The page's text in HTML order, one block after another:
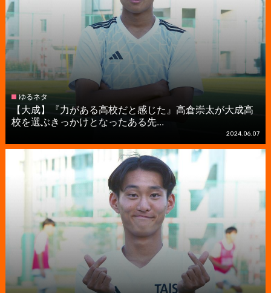
ゆるネタ
【大成】『力がある高校だと感じた』高倉崇太が大成高
校を選ぶきっかけとなったある先...
2024.06.07